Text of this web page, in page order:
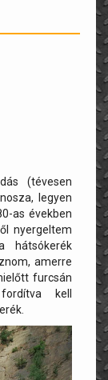
(tévesen
legyen
as években
nyergeltem
hátsókerék
amerre
furcsán
kell